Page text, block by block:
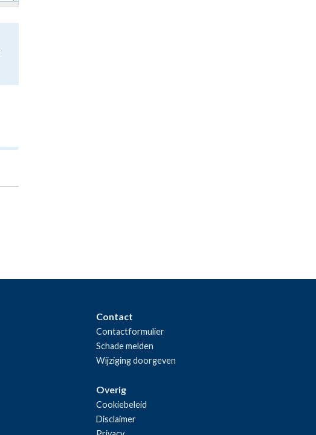
Contact
Contactformulier
Schade melden
Wijziging doorgeven
Overig
Cookiebeleid
Disclaimer